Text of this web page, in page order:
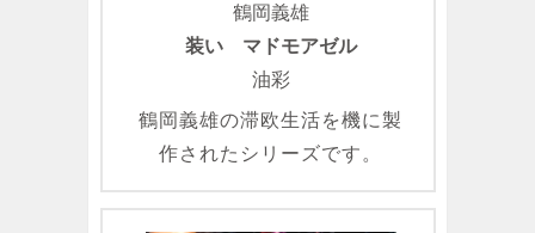
鶴岡義雄
装い マドモアゼル
油彩
鶴岡義雄の滞欧生活を機に製
作されたシリーズです。